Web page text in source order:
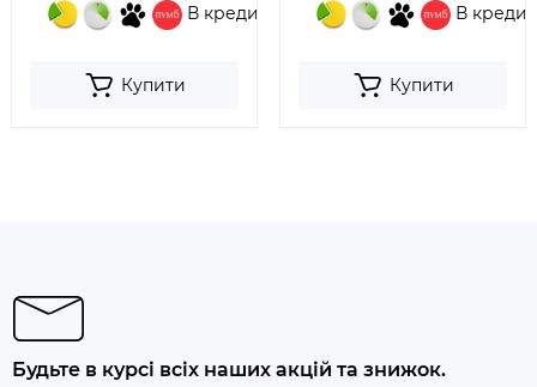
В кредит
Купити
В кредит
Купити
Будьте в курсі всіх наших акцій та знижок.